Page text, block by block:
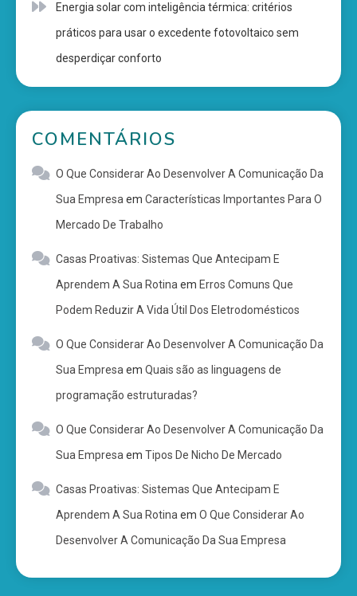
Energia solar com inteligência térmica: critérios
práticos para usar o excedente fotovoltaico sem
desperdiçar conforto
COMENTÁRIOS
O Que Considerar Ao Desenvolver A Comunicação Da
Sua Empresa em Características Importantes Para O
Mercado De Trabalho
Casas Proativas: Sistemas Que Antecipam E
Aprendem A Sua Rotina em Erros Comuns Que
Podem Reduzir A Vida Útil Dos Eletrodomésticos
O Que Considerar Ao Desenvolver A Comunicação Da
Sua Empresa em Quais são as linguagens de
programação estruturadas?
O Que Considerar Ao Desenvolver A Comunicação Da
Sua Empresa em Tipos De Nicho De Mercado
Casas Proativas: Sistemas Que Antecipam E
Aprendem A Sua Rotina em O Que Considerar Ao
Desenvolver A Comunicação Da Sua Empresa